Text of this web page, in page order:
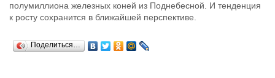
полумиллиона железных коней из Поднебесной. И тенденция
к росту сохранится в ближайшей перспективе.
Поделиться…